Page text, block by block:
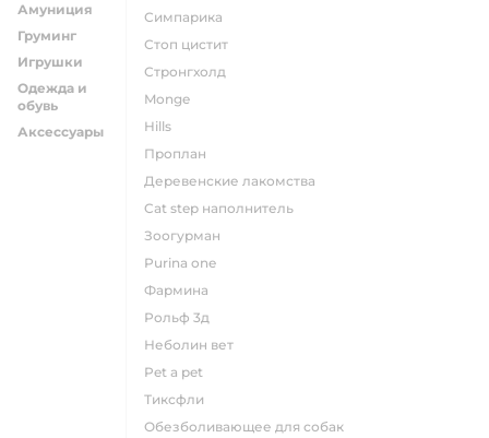
Амуниция
Груминг
Игрушки
Одежда и
обувь
Аксессуары
симпарика
стоп цистит
стронгхолд
monge
hills
проплан
деревенские лакомства
cat step наполнитель
зоогурман
purina one
фармина
рольф 3д
неболин вет
pet a pet
тиксфли
обезболивающее для собак